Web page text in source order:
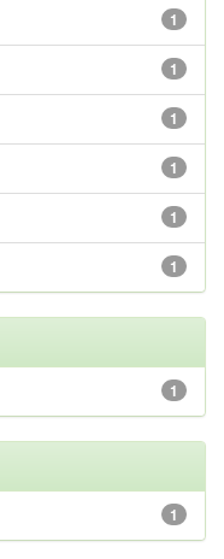
1
1
1
1
1
1
1
1